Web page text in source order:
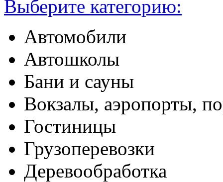
Выберите категорию:
Автомобили
Автошколы
Бани и сауны
Вокзалы, аэропорты,
Гостиницы
Грузоперевозки
Деревообработка